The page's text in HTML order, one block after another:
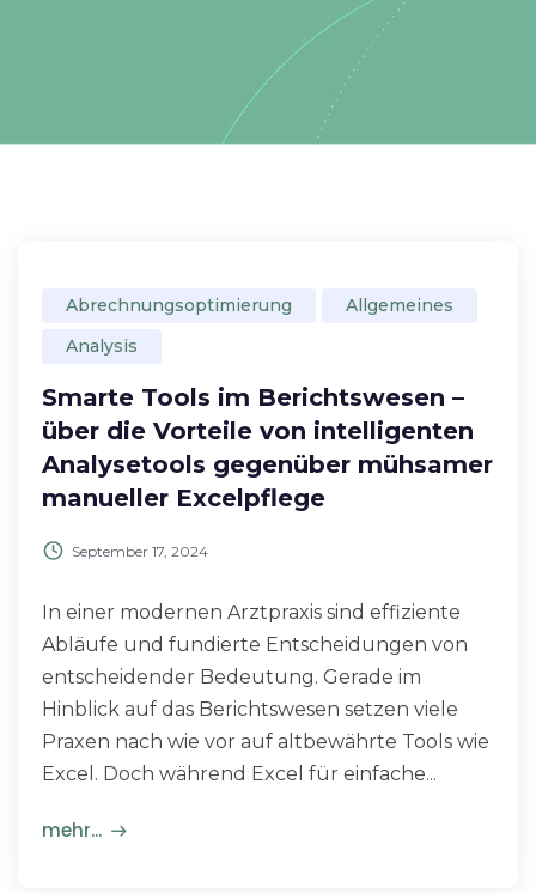
Abrechnungsoptimierung
Allgemeines
Analysis
Smarte Tools im Berichtswesen –
über die Vorteile von intelligenten
Analysetools gegenüber mühsamer
manueller Excelpflege
September 17, 2024
In einer modernen Arztpraxis sind effiziente
Abläufe und fundierte Entscheidungen von
entscheidender Bedeutung. Gerade im
Hinblick auf das Berichtswesen setzen viele
Praxen nach wie vor auf altbewährte Tools wie
Excel. Doch während Excel für einfache...
mehr...